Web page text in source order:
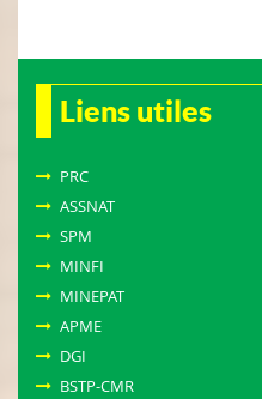
Liens utiles
PRC
ASSNAT
SPM
MINFI
MINEPAT
APME
DGI
BSTP-CMR